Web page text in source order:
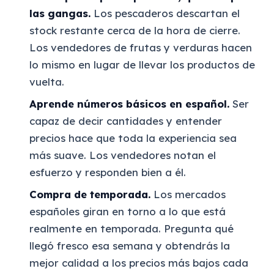
las gangas. Los pescaderos descartan el
stock restante cerca de la hora de cierre.
Los vendedores de frutas y verduras hacen
lo mismo en lugar de llevar los productos de
vuelta.
Aprende números básicos en español. Ser
capaz de decir cantidades y entender
precios hace que toda la experiencia sea
más suave. Los vendedores notan el
esfuerzo y responden bien a él.
Compra de temporada. Los mercados
españoles giran en torno a lo que está
realmente en temporada. Pregunta qué
llegó fresco esa semana y obtendrás la
mejor calidad a los precios más bajos cada